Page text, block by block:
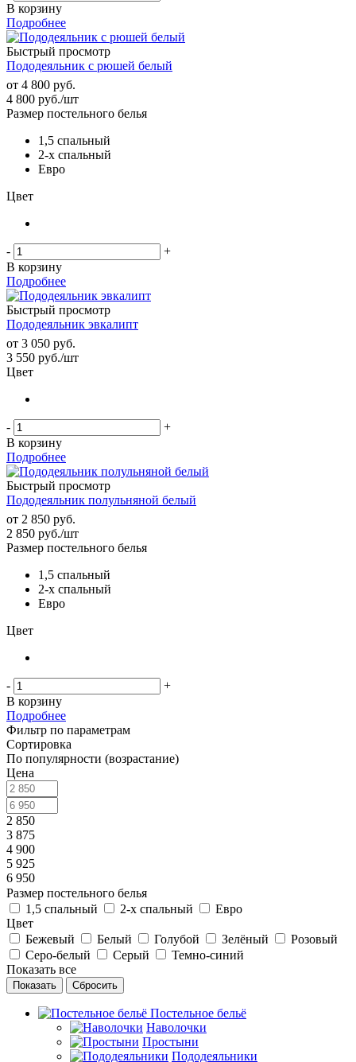
В корзину
Подробнее
Быстрый просмотр
Пододеяльник с рюшей белый
от 4 800 руб.
4 800 руб./шт
Размер постельного белья
1,5 спальный
2-х спальный
Евро
Цвет
-
+
В корзину
Подробнее
Быстрый просмотр
Пододеяльник эвкалипт
от 3 050 руб.
3 550 руб./шт
Цвет
-
+
В корзину
Подробнее
Быстрый просмотр
Пододеяльник полульняной белый
от 2 850 руб.
2 850 руб./шт
Размер постельного белья
1,5 спальный
2-х спальный
Евро
Цвет
-
+
В корзину
Подробнее
Фильтр по параметрам
Сортировка
По популярности (возрастание)
Цена
2 850
3 875
4 900
5 925
6 950
Размер постельного белья
1,5 спальный
2-х спальный
Евро
Цвет
Бежевый
Белый Голубой Зелёный
Розовый
Серо-белый
Серый
Темно-синий
Показать все
Сбросить
Постельное бельё
Наволочки
Простыни
Пододеяльники